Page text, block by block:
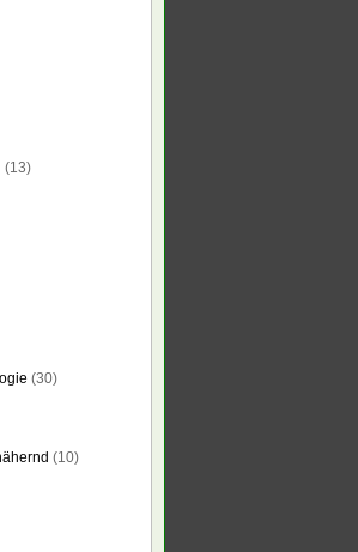
(13)
(30)
(10)